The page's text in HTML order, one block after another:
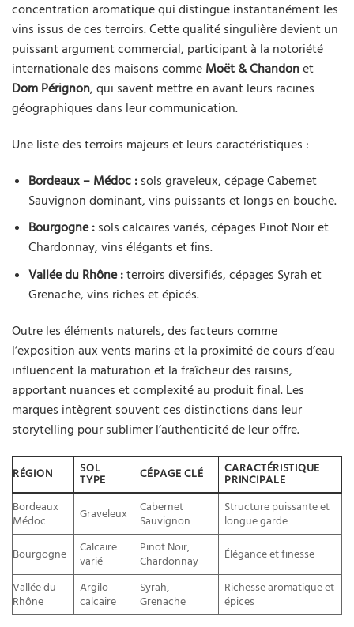
concentration aromatique qui distingue instantanément les
vins issus de ces terroirs. Cette qualité singulière devient un
puissant argument commercial, participant à la notoriété
internationale des maisons comme Moët & Chandonet
Dom Pérignon, qui savent mettre en avant leurs racines
géographiques dans leur communication.
Une liste des terroirs majeurs et leurs caractéristiques :
Bordeaux – Médoc :sols graveleux, cépage Cabernet
Sauvignon dominant, vins puissants et longs en bouche.
Bourgogne :sols calcaires variés, cépages Pinot Noir et
Chardonnay, vins élégants et fins.
Vallée du Rhône :terroirs diversifiés, cépages Syrah et
Grenache, vins riches et épicés.
Outre les éléments naturels, des facteurs comme
l’exposition aux vents marins et la proximité de cours d’eau
influencent la maturation et la fraîcheur des raisins,
apportant nuances et complexité au produit final. Les
marques intègrent souvent ces distinctions dans leur
storytelling pour sublimer l’authenticité de leur offre.
RÉGION SOL
TYPE CÉPAGE CLÉ CARACTÉRISTIQUE
PRINCIPALE
Bordeaux
Médoc
Graveleux
Cabernet
Sauvignon
Structure puissante et
longue garde
Bourgogne
Calcaire
varié
Pinot Noir,
Chardonnay
Élégance et finesse
Vallée du
Rhône
Argilo-
calcaire
Syrah,
Grenache
Richesse aromatique et
épices